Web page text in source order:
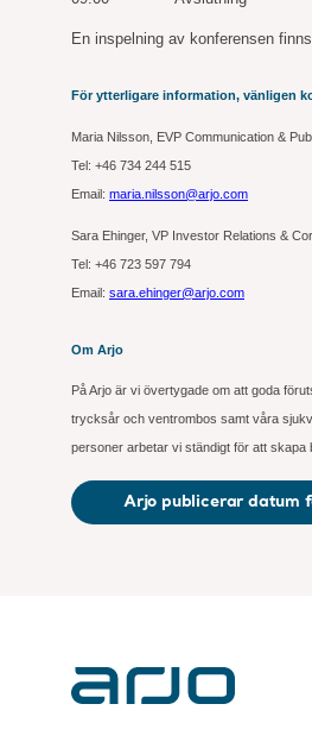
En inspelning av konferensen
För ytterligare information, vänligen
Maria Nilsson, EVP Communication &
Tel: +46 734 244 515
Email: maria.nilsson@arjo.com
Sara Ehinger, VP Investor Relations &
Tel: +46 723 597 794
Email: sara.ehinger@arjo.com
Om Arjo
På Arjo är vi övertygade om att goda
trycksår och ventrombos samt våra
personer arbetar vi ständigt för att skapa
Arjo publicerar datum